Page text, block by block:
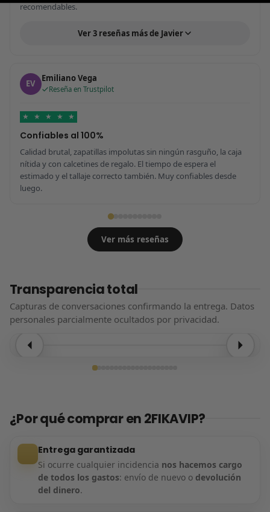
recomendables.
Ver 3 reseñas más de Javier
EV Emiliano Vega
Reseña en Trustpilot
★ ★ ★ ★ ★
Confiables al 100%
Calidad brutal, zapatillas impolutas sin ningún rasguño, la caja
nítida y con calcetines de regalo. El tiempo de espera el
estimado y el tallaje correcto también. Muy confiables desde
luego.
Ver más reseñas
Transparencia total
Capturas de conversaciones confirmando la entrega. Datos
personales parcialmente ocultados por privacidad.
¿Por qué comprar en 2FIKAVIP?
Entrega garantizada
Si ocurre cualquier incidencia nos hacemos cargo
de todos los gastos: envío de nuevo o devolución
del dinero.